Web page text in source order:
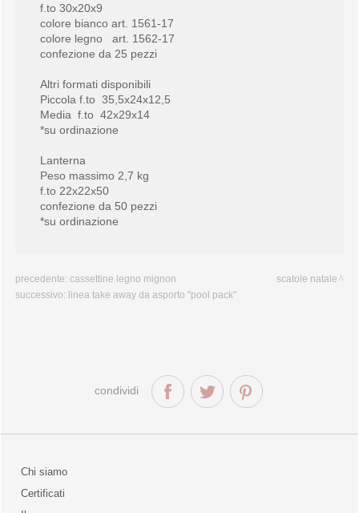
f.to 30x20x9
colore bianco art. 1561-17
colore legno art. 1562-17
confezione da 25 pezzi
Altri formati disponibili
Piccola f.to 35,5x24x12,5
Media f.to 42x29x14
*su ordinazione
Lanterna
Peso massimo 2,7 kg
f.to 22x22x50
confezione da 50 pezzi
*su ordinazione
precedente: cassettine legno mignon
successivo: linea take away da asporto "pool pack"
scatole natale
condividi
Chi siamo
Certificati